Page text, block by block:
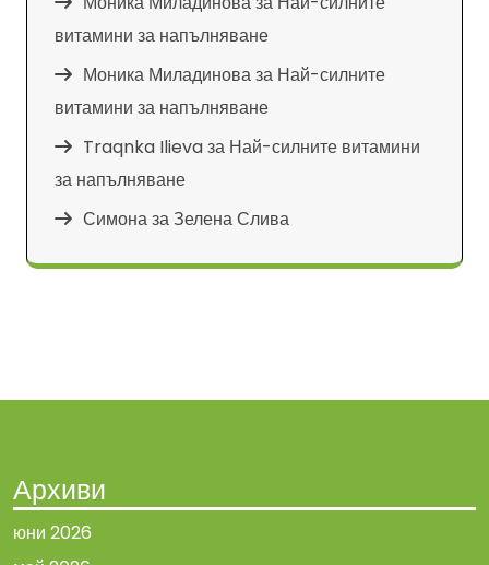
витамини за напълняване
Моника Миладиноваза Най-силните
витамини за напълняване
Traqnka Ilievaза Най-силните витамини
за напълняване
СимоназаЗелена Слива
Архиви
юни 2026